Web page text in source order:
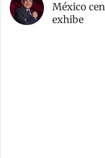
México
exhibe